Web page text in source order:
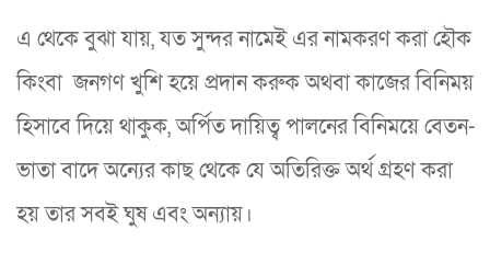
এ থেকে বুঝা যায়, যত সুন্দর নামেই এর নামকরণ করা হৌক
কিংবা জনগণ খুশি হয়ে প্রদান করুক অথবা কাজের বিনিময়
হিসাবে দিয়ে থাকুক, অর্পিত দায়িত্ব পালনের বিনিময়ে বেতন-
ভাতা বাদে অন্যের কাছ থেকে যে অতিরিক্ত অর্থ গ্রহণ করা
হয় তার সবই ঘুষ এবং অন্যায়।